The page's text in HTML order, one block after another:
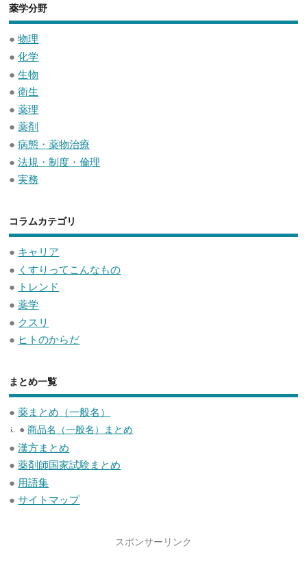
薬学分野
●物理
●化学
●生物
●衛生
●薬理
●薬剤
●病態・薬物治療
●法規・制度・倫理
●実務
コラムカテゴリ
● キャリア
● くすりってこんなもの
● トレンド
●薬学
● クスリ
● ヒトのからだ
まとめ一覧
●薬まとめ（一般名）
●商品名（一般名）まとめ
●漢方まとめ
●薬剤師国家試験まとめ
● 用語集
●サイトマップ
スポンサーリンク